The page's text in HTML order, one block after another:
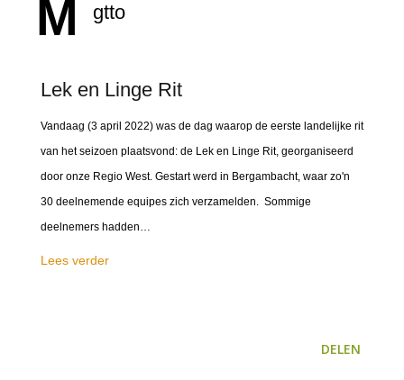
M gtto
Lek en Linge Rit
Vandaag (3 april 2022) was de dag waarop de eerste landelijke rit
van het seizoen plaatsvond: de Lek en Linge Rit, georganiseerd
door onze Regio West. Gestart werd in Bergambacht, waar zo'n
30 deelnemende equipes zich verzamelden. Sommige
deelnemers hadden…
Lees verder
DELEN